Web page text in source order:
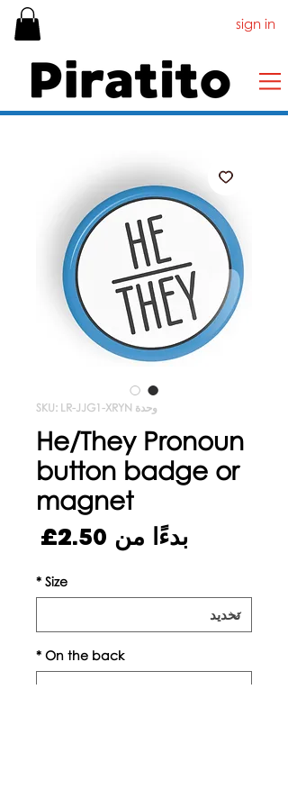
sign in
وحدة SKU: LR-JJG1-XRYN
He/They Pronoun
button badge or
magnet
بدءًا من 2.50£
Size
*
On the back
*